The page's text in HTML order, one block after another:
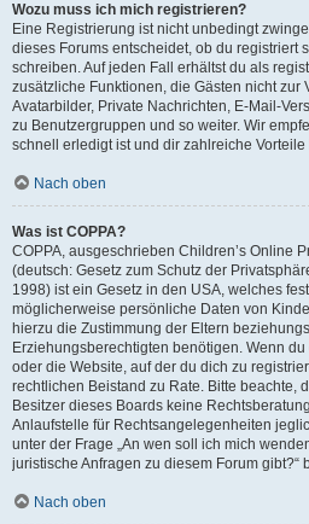
Wozu muss ich mich registrieren?
Eine Registrierung ist nicht unbedingt
dieses Forums entscheidet, ob du registriert
schreiben. Auf jeden Fall erhältst du als
zusätzliche Funktionen, die Gästen nicht zur
Avatarbilder, Private Nachrichten, E-Mail-
zu Benutzergruppen und so weiter. Wir
schnell erledigt ist und dir zahlreiche Vorteile
Nach oben
Was ist COPPA?
COPPA, ausgeschrieben Children’s Online
(deutsch: Gesetz zum Schutz der
1998) ist ein Gesetz in den USA, welches
möglicherweise persönliche Daten von
hierzu die Zustimmung der Eltern
Erziehungsberechtigten benötigen. Wenn
oder die Website, auf der du dich zu
rechtlichen Beistand zu Rate. Bitte beachte,
Besitzer dieses Boards keine
Anlaufstelle für Rechtsangelegenheiten
unter der Frage „An wen soll ich mich
juristische Anfragen zu diesem Forum gibt?“
Nach oben